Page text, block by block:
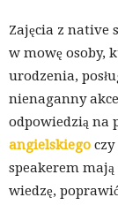
Zajęcia z native
w mowę osoby,
urodzenia,
nienaganny
odpowiedzią na
angielskiego
speakerem
wiedzę,